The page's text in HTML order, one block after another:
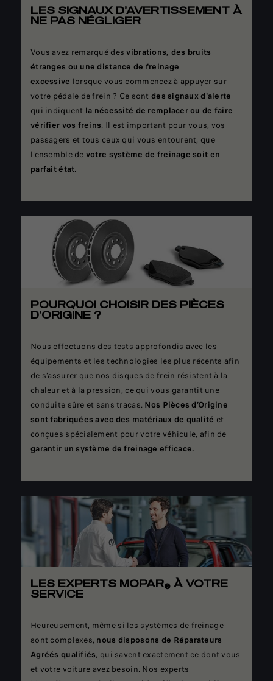
LES SIGNAUX D’AVERTISSEMENT À
NE PAS NÉGLIGER
Vous avez remarqué desvibrations, des bruits
étranges ou une distance de freinage
excessive lorsque vous commencez à appuyer sur
votre pédale de frein ? Ce sont des signaux d'alerte
qui indiquent la nécessité de remplacer ou de faire
vérifier vos freins. Il est important pour vous, vos
passagers et tous ceux qui vous entourent, que
l'ensemble de votre système de freinage soit en
parfait état.
POURQUOI CHOISIR DES PIÈCES
D’ORIGINE ?
Nous effectuons des tests approfondis avec les
équipements et les technologies les plus récents afin
de s’assurer que nos disques de frein résistent à la
chaleur et à la pression, ce qui vous garantit une
conduite sûre et sans tracas. Nos Pièces d’Origine
sont fabriquées avec des matériaux de qualité et
conçues spécialement pour votre véhicule, afin de
garantir un système de freinage efficace.
LES EXPERTS MOPAR® À VOTRE
SERVICE
Heureusement, même si les systèmes de freinage
sont complexes, nous disposons de Réparateurs
Agréés qualifiés, qui savent exactement ce dont vous
et votre voiture avez besoin. Nos experts